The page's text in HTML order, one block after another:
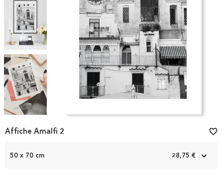
1
50 x 70 cm 28,75 €
Affiche Amalfi 2 favorite_border